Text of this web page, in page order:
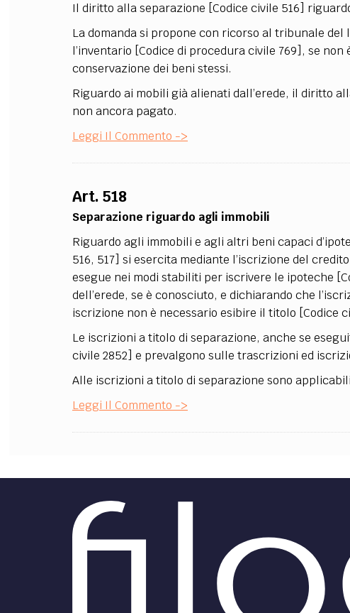
Il diritto alla separazione [Codice civile 516]
La domanda si propone con ricorso al tribunale
l’inventario [Codice di procedura civile 769], se
conservazione dei beni stessi.
Riguardo ai mobili già alienati dall’erede, il diritto
non ancora pagato.
Leggi Il Commento ->
Art. 518
Separazione riguardo agli immobili
Riguardo agli immobili e agli altri beni capaci
516, 517] si esercita mediante l’iscrizione del
esegue nei modi stabiliti per iscrivere le ipoteche
dell’erede, se è conosciuto, e dichiarando che
iscrizione non è necessario esibire il titolo [Codice
Le iscrizioni a titolo di separazione, anche se
civile 2852] e prevalgono sulle trascrizioni ed
Alle iscrizioni a titolo di separazione sono
Leggi Il Commento ->